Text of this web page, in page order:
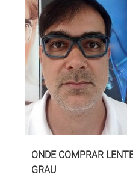
ONDE COMPRAR
GRAU